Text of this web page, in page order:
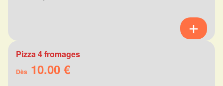
Pizza 4 fromages
Dès 10.00 €